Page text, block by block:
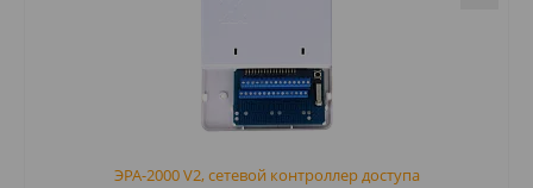
ЭРА-2000 V2, сетевой контроллер доступа